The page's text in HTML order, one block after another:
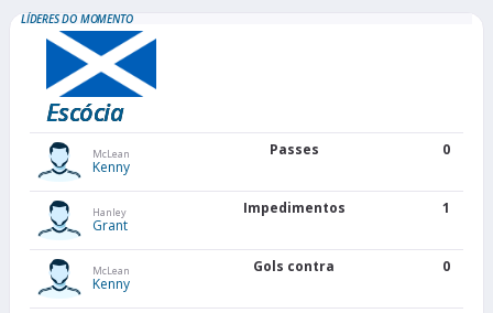
LÍDERES DO MOMENTO
Escócia
McLean
Kenny
Passes 0
Hanley
Grant
Impedimentos 1
McLean
Kenny
Gols contra 0